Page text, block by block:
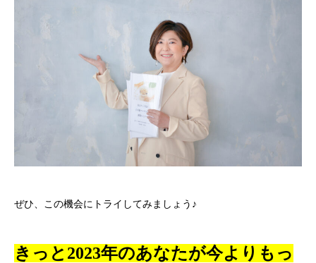
ぜひ、この機会にトライしてみましょう♪
きっと2023年のあなたが今よりもっ